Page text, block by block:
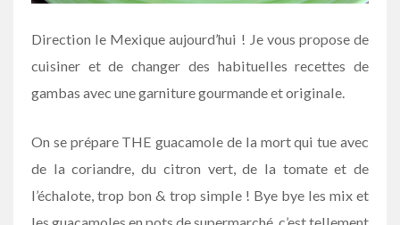
Direction le Mexique aujourd’hui ! Je vous propose de
cuisiner et de changer des habituelles recettes de
gambas avec une garniture gourmande et originale.
On se prépare THE guacamole de la mort qui tue avec
de la coriandre, du citron vert, de la tomate et de
l’échalote, trop bon & trop simple ! Bye bye les mix et